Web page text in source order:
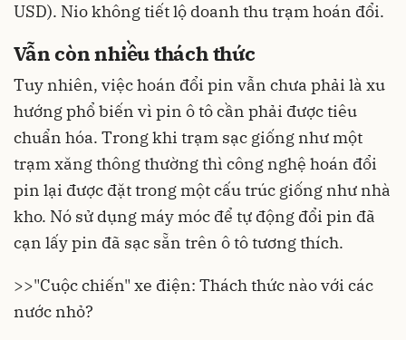
USD). Nio không tiết lộ doanh thu trạm hoán đổi.
Vẫn còn nhiều thách thức
Tuy nhiên, việc hoán đổi pin vẫn chưa phải là xu
hướng phổ biến vì pin ô tô cần phải được tiêu
chuẩn hóa. Trong khi trạm sạc giống như một
trạm xăng thông thường thì công nghệ hoán đổi
pin lại được đặt trong một cấu trúc giống như nhà
kho. Nó sử dụng máy móc để tự động đổi pin đã
cạn lấy pin đã sạc sẵn trên ô tô tương thích.
>>"Cuộc chiến" xe điện: Thách thức nào với các
nước nhỏ?